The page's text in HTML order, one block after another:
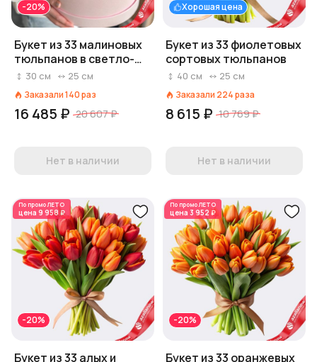
-20%
Букет из 33 малиновых
тюльпанов в светло-
розовой коробке,
30 см 25 см
Заказали140раз
16 485 ₽ 20 607 ₽
Нет в наличии
Хорошая цена
Букет из 33 фиолетовых
сортовых тюльпанов
40 см 25 см
Заказали 224раза
8 615 ₽ 10 769 ₽
Нет в наличии
По промоЛЕТО
цена 9 958 ₽
-20%
Букет из 33 алых и
По промоЛЕТО
цена 3 952 ₽
-20%
Букет из 33 оранжевых